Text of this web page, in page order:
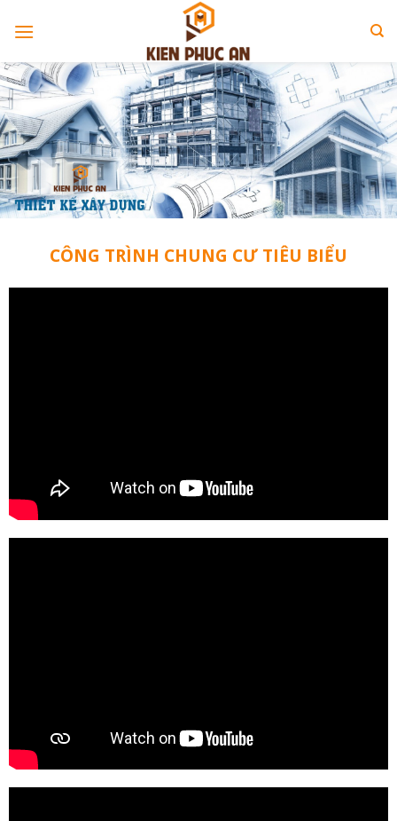
CÔNG TRÌNH CHUNG CƯ TIÊU BIỂU